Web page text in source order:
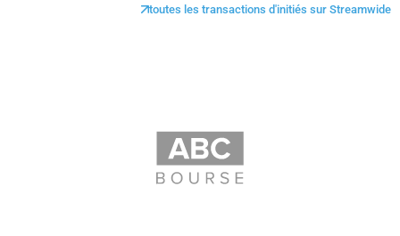
toutes les transactions d'initiés sur Streamwide